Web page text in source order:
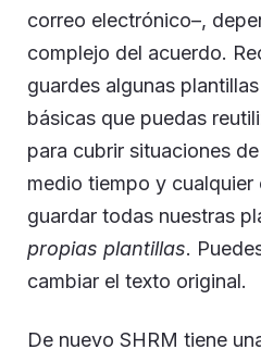
correo electrónico–,
complejo del acuerdo.
guardes algunas
básicas que puedas
para cubrir situaciones
medio tiempo y
guardar todas nuestras
propias plantillas.
cambiar el texto original.
De nuevo SHRM tiene